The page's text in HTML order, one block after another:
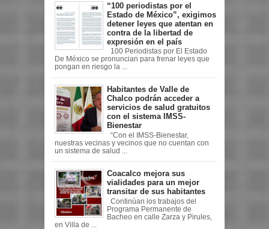
“100 periodistas por el
Estado de México”, exigimos
detener leyes que atentan en
contra de la libertad de
expresión en el país
100 Periodistas por El Estado
De México se pronuncian para frenar leyes que
pongan en riesgo la ...
Habitantes de Valle de
Chalco podrán acceder a
servicios de salud gratuitos
con el sistema IMSS-
Bienestar
“Con el IMSS-Bienestar,
nuestras vecinas y vecinos que no cuentan con
un sistema de salud ...
Coacalco mejora sus
vialidades para un mejor
transitar de sus habitantes
Continúan los trabajos del
Programa Permanente de
Bacheo en calle Zarza y Pirules,
en Villa de ...